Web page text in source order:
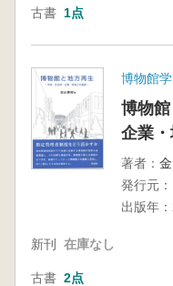
古書 1点
博物館
博物
企業
著者：
発行元：
出版年：
新刊 在庫なし
古書 2点